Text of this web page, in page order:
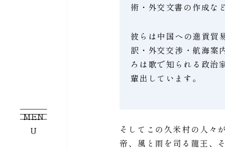
MEN
U
術・外交文書の作成な
彼らは中国への進貢貿
訳・外交交渉・航海案
ろは歌で知られる政治
輩出しています。
そしてこの久米村の人々
帝、風と雨を司る龍王、